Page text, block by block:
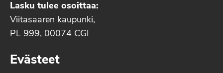
Lasku tulee osoittaa:
Viitasaaren kaupunki,
PL 999, 00074 CGI
Evästeet